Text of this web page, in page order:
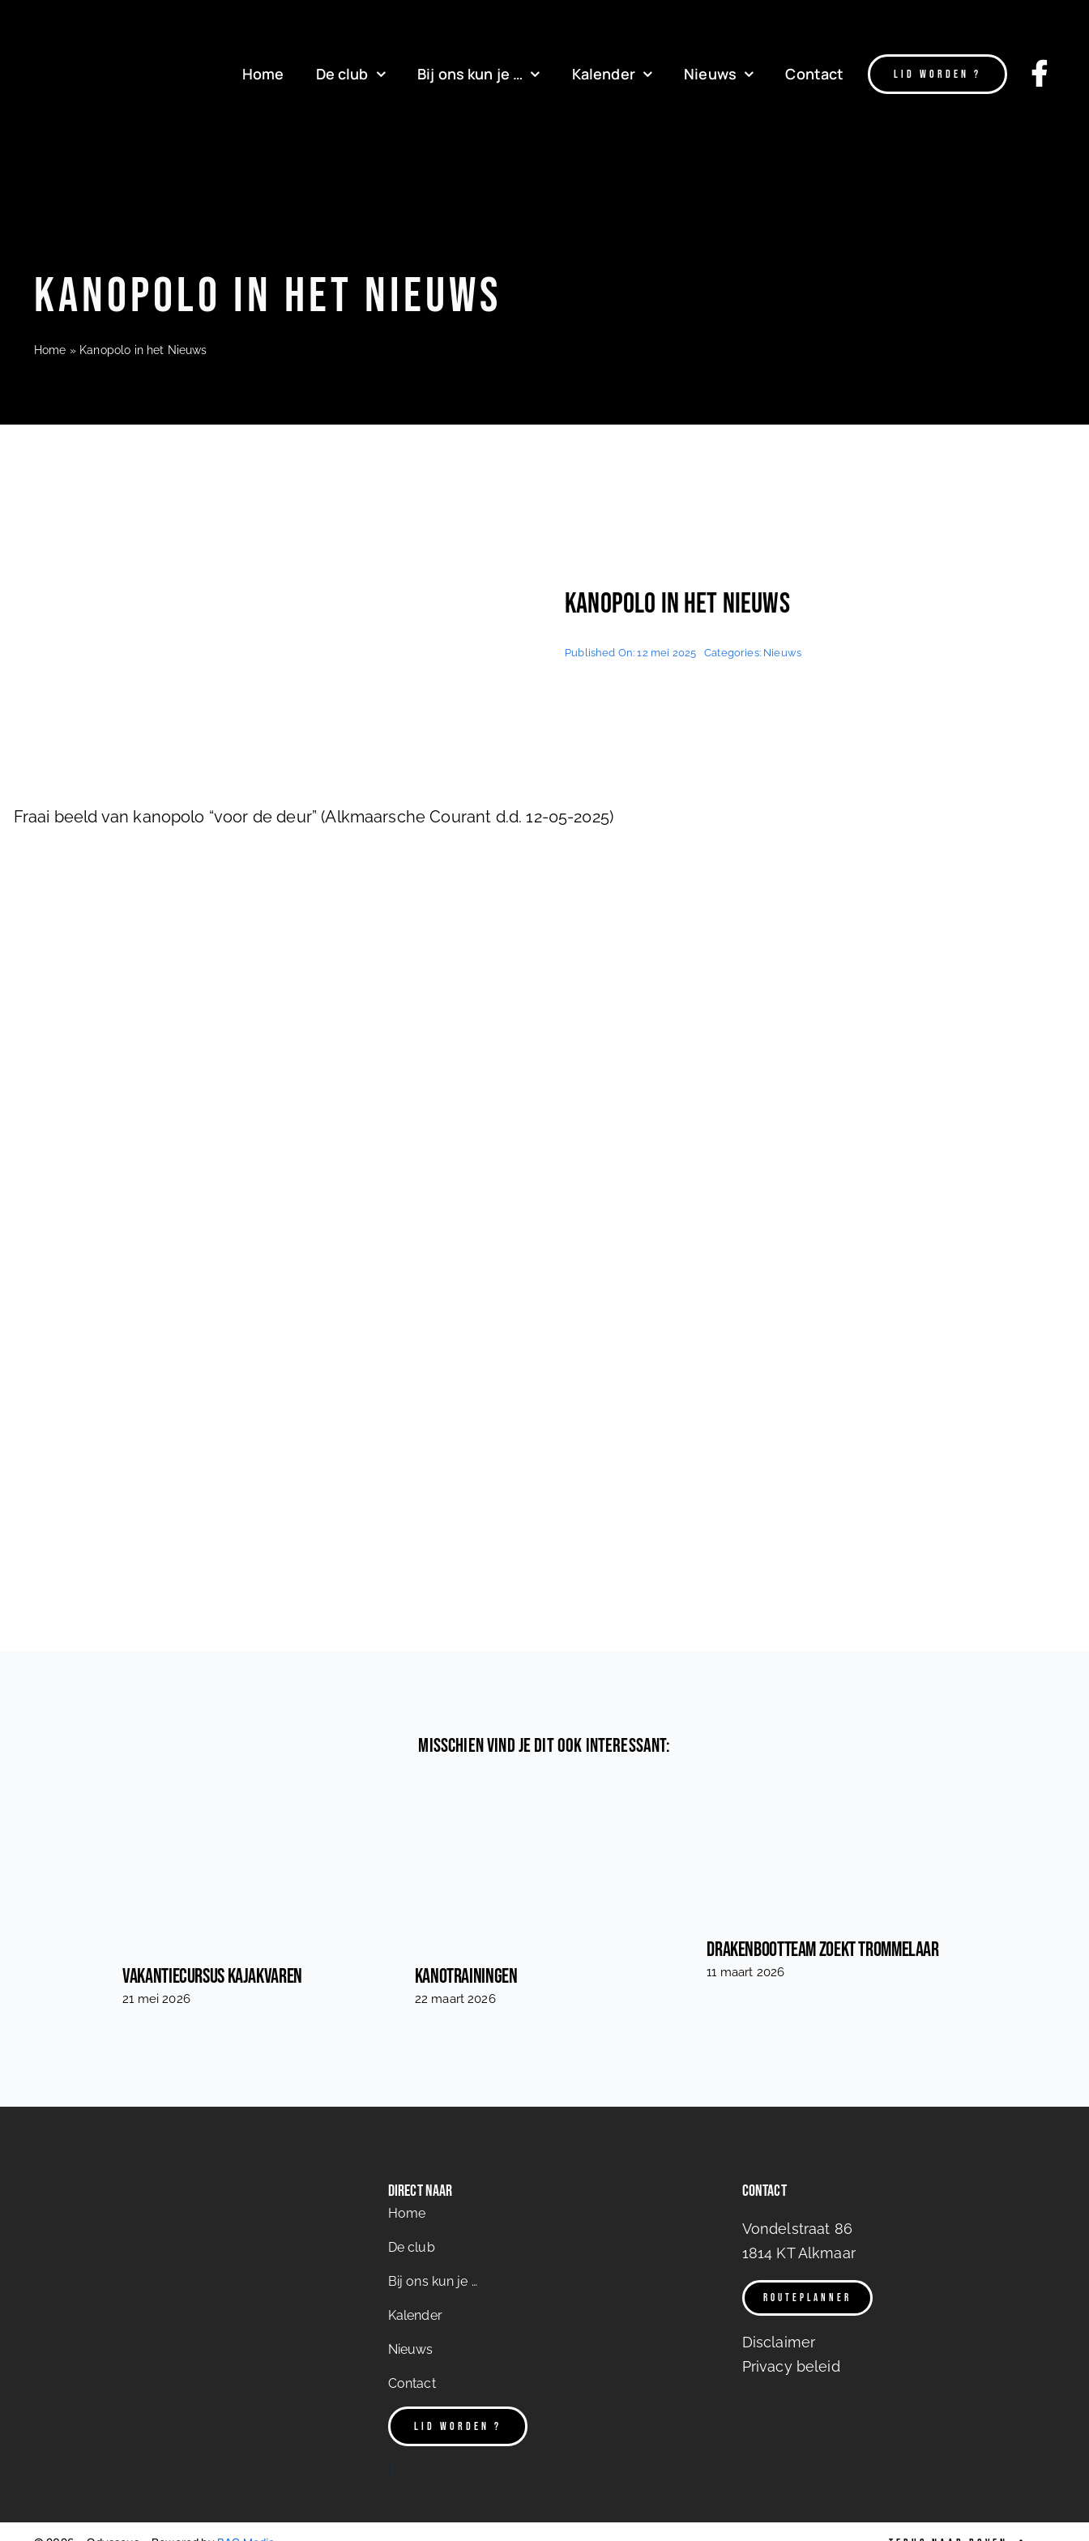
Home De club Bij ons kun je … Kalender Nieuws Contact LID WORDEN ?
Kanopolo in het Nieuws
Home » Kanopolo in het Nieuws
Kanopolo in het Nieuws
Published On: 12 mei 2025 Categories: Nieuws
Fraai beeld van kanopolo “voor de deur” (Alkmaarsche Courant d.d. 12-05-2025)
Misschien vind je dit ook interessant:
Vakantiecursus Kajakvaren
21 mei 2026
Kanotrainingen
22 maart 2026
Drakenbootteam zoekt trommelaar
11 maart 2026
Direct naar
Home
De club
Bij ons kun je …
Kalender
Nieuws
Contact
LID WORDEN ?
Contact
Vondelstraat 86
1814 KT Alkmaar
ROUTEPLANNER
Disclaimer
Privacy beleid